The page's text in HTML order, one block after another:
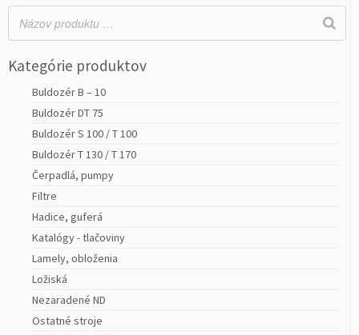
Kategórie produktov
Buldozér B – 10
Buldozér DT 75
Buldozér S 100 / T 100
Buldozér T 130 / T 170
Čerpadlá, pumpy
Filtre
Hadice, guferá
Katalógy - tlačoviny
Lamely, obloženia
Ložiská
Nezaradené ND
Ostatné stroje